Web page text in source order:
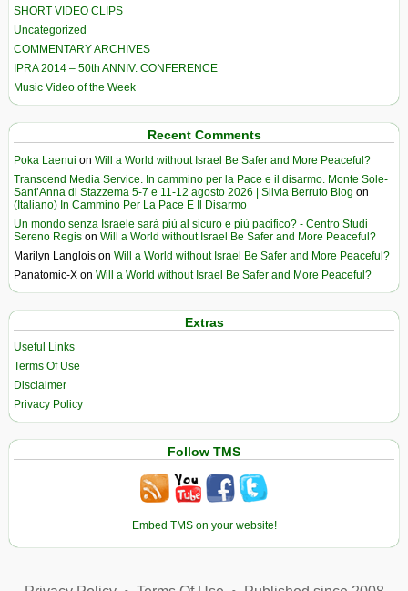
SHORT VIDEO CLIPS
Uncategorized
COMMENTARY ARCHIVES
IPRA 2014 – 50th ANNIV. CONFERENCE
Music Video of the Week
Recent Comments
Poka Laenui on Will a World without Israel Be Safer and More Peaceful?
Transcend Media Service. In cammino per la Pace e il disarmo. Monte Sole-
Sant’Anna di Stazzema 5-7 e 11-12 agosto 2026 | Silvia Berruto Blog on
(Italiano) In Cammino Per La Pace E Il Disarmo
Un mondo senza Israele sarà più al sicuro e più pacifico? - Centro Studi
Sereno Regis on Will a World without Israel Be Safer and More Peaceful?
Marilyn Langlois on Will a World without Israel Be Safer and More Peaceful?
Panatomic-X on Will a World without Israel Be Safer and More Peaceful?
Extras
Useful Links
Terms Of Use
Disclaimer
Privacy Policy
Follow TMS
Embed TMS on your website!